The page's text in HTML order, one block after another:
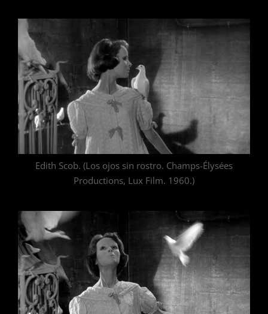
Edith Scob. (Los ojos sin rostro. Champs-Élysées
Productions, Lux Film. 1960.)